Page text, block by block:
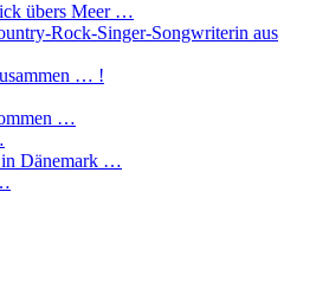
übers Meer …
Rock-Singer-Songwriterin aus
… !
…
Dänemark …